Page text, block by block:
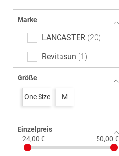
Marke
LANCASTER 20
Revitasun 1
Größe
One Size M
Einzelpreis
24,00 €
50,00 €